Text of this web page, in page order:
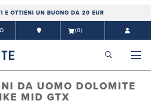
E OTTIENI UN BUONO DA 20 EUR
(0)
DA UOMO DOLOMITE
MID GTX